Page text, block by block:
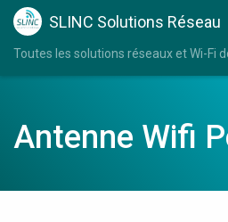
SLINC Solutions Réseau
Toutes les solutions réseaux et Wi-Fi
Antenne Wifi